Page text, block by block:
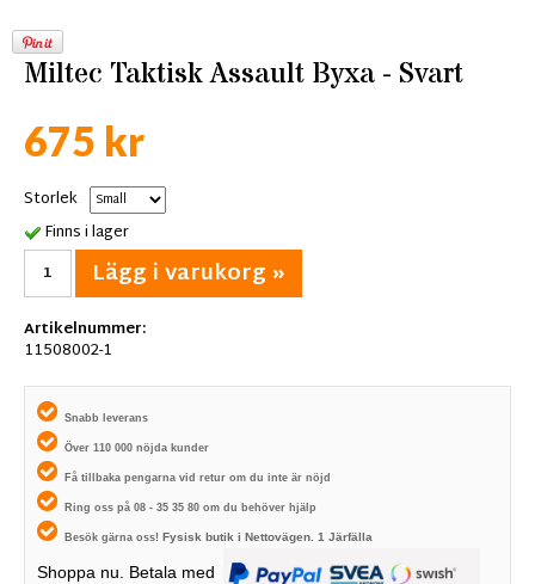
Miltec Taktisk Assault Byxa - Svart
675 kr
Storlek
Finns i lager
Lägg i varukorg »
Artikelnummer:
11508002-1
Snabb leverans
Över 110 000 nöjda kunder
Få tillbaka pengarna vid retur om du inte är nöjd
Ring oss på 08 - 35 35 80 om du behöver hjälp
Besök gärna oss! Fysisk butik i Nettovägen. 1 Järfälla
Shoppa nu. Betala med